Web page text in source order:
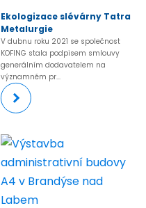
Ekologizace slévárny Tatra
Metalurgie
V dubnu roku 2021 se společnost
KOFING stala podpisem smlouvy
generálním dodavatelem na
významném pr...